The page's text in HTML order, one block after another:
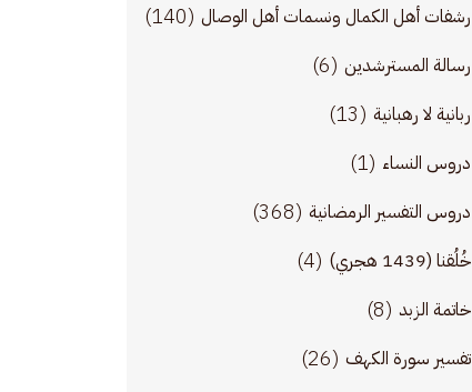
رشفات أهل الكمال ونسمات أهل الوصال (140)
رسالة المسترشدين (6)
ربانية لا رهبانية (13)
دروس النساء (1)
دروس التفسير الرمضانية (368)
خُلُقنا (1439 هجري) (4)
خاتمة الزبد (8)
تفسير سورة الكهف (26)